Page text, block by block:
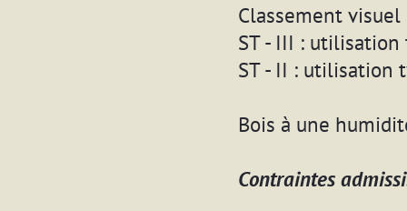
Classement visuel
ST - III :
ST - II : utilisation
Bois à une
Contraintes